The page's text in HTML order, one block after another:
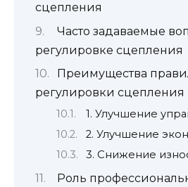
сцепления
Часто задаваемые
регулировке сцепления
Преимущества
регулировки сцепления
1. Улучшение
2. Улучшение
3. Снижение
Роль